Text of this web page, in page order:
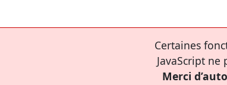
Certaines
JavaScript
Merci